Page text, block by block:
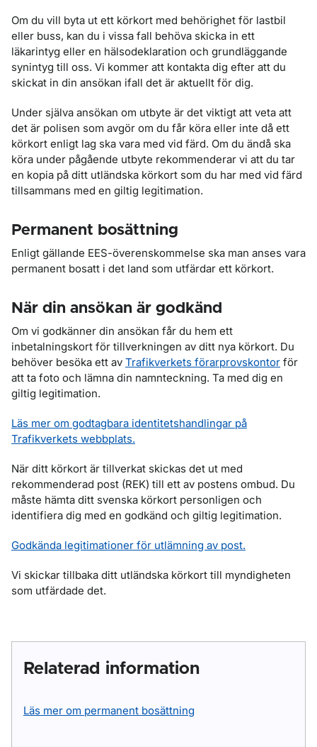
Om du vill byta ut ett körkort med behörighet för lastbil
eller buss, kan du i vissa fall behöva skicka in ett
läkarintyg eller en hälsodeklaration och grundläggande
synintyg till oss. Vi kommer att kontakta dig efter att du
skickat in din ansökan ifall det är aktuellt för dig.
Under själva ansökan om utbyte är det viktigt att veta att
det är polisen som avgör om du får köra eller inte då ett
körkort enligt lag ska vara med vid färd. Om du ändå ska
köra under pågående utbyte rekommenderar vi att du tar
en kopia på ditt utländska körkort som du har med vid färd
tillsammans med en giltig legitimation.
Permanent bosättning
Enligt gällande EES-överenskommelse ska man anses vara
permanent bosatt i det land som utfärdar ett körkort.
När din ansökan är godkänd
Om vi godkänner din ansökan får du hem ett
inbetalningskort för tillverkningen av ditt nya körkort. Du
behöver besöka ett av Trafikverkets förarprovskontor för
att ta foto och lämna din namnteckning. Ta med dig en
giltig legitimation.
Läs mer om godtagbara identitetshandlingar på
Trafikverkets webbplats.
När ditt körkort är tillverkat skickas det ut med
rekommenderad post (REK) till ett av postens ombud. Du
måste hämta ditt svenska körkort personligen och
identifiera dig med en godkänd och giltig legitimation.
Godkända legitimationer för utlämning av post.
Vi skickar tillbaka ditt utländska körkort till myndigheten
som utfärdade det.
Relaterad information
Läs mer om permanent bosättning